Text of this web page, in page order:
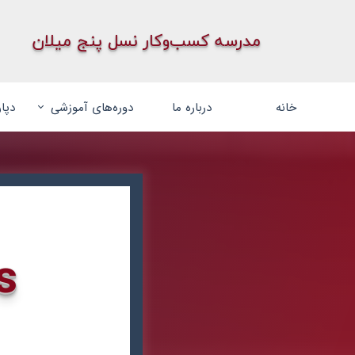
​مدرسه کسب‌وکار نسل پنج میلان
خانه درباره ما دوره‌های آموزشی